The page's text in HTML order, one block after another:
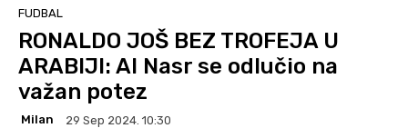
FUDBAL
RONALDO JOŠ BEZ TROFEJA U
ARABIJI: Al Nasr se odlučio na
važan potez
Milan 29 Sep 2024. 10:30